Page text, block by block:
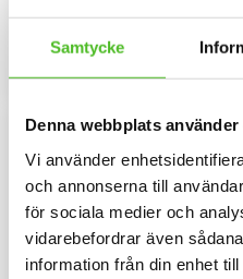
Samtycke
Denna webbplats
Vi använder
och annonserna till
för sociala medier och
vidarebefordrar även
information från din enhet
kardborrespänne och med ett
Lägg
NYA FÄRGER